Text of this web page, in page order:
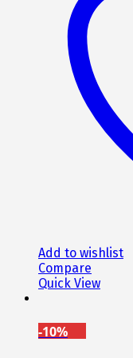
Add to wishlist
Compare
Quick View
-10%